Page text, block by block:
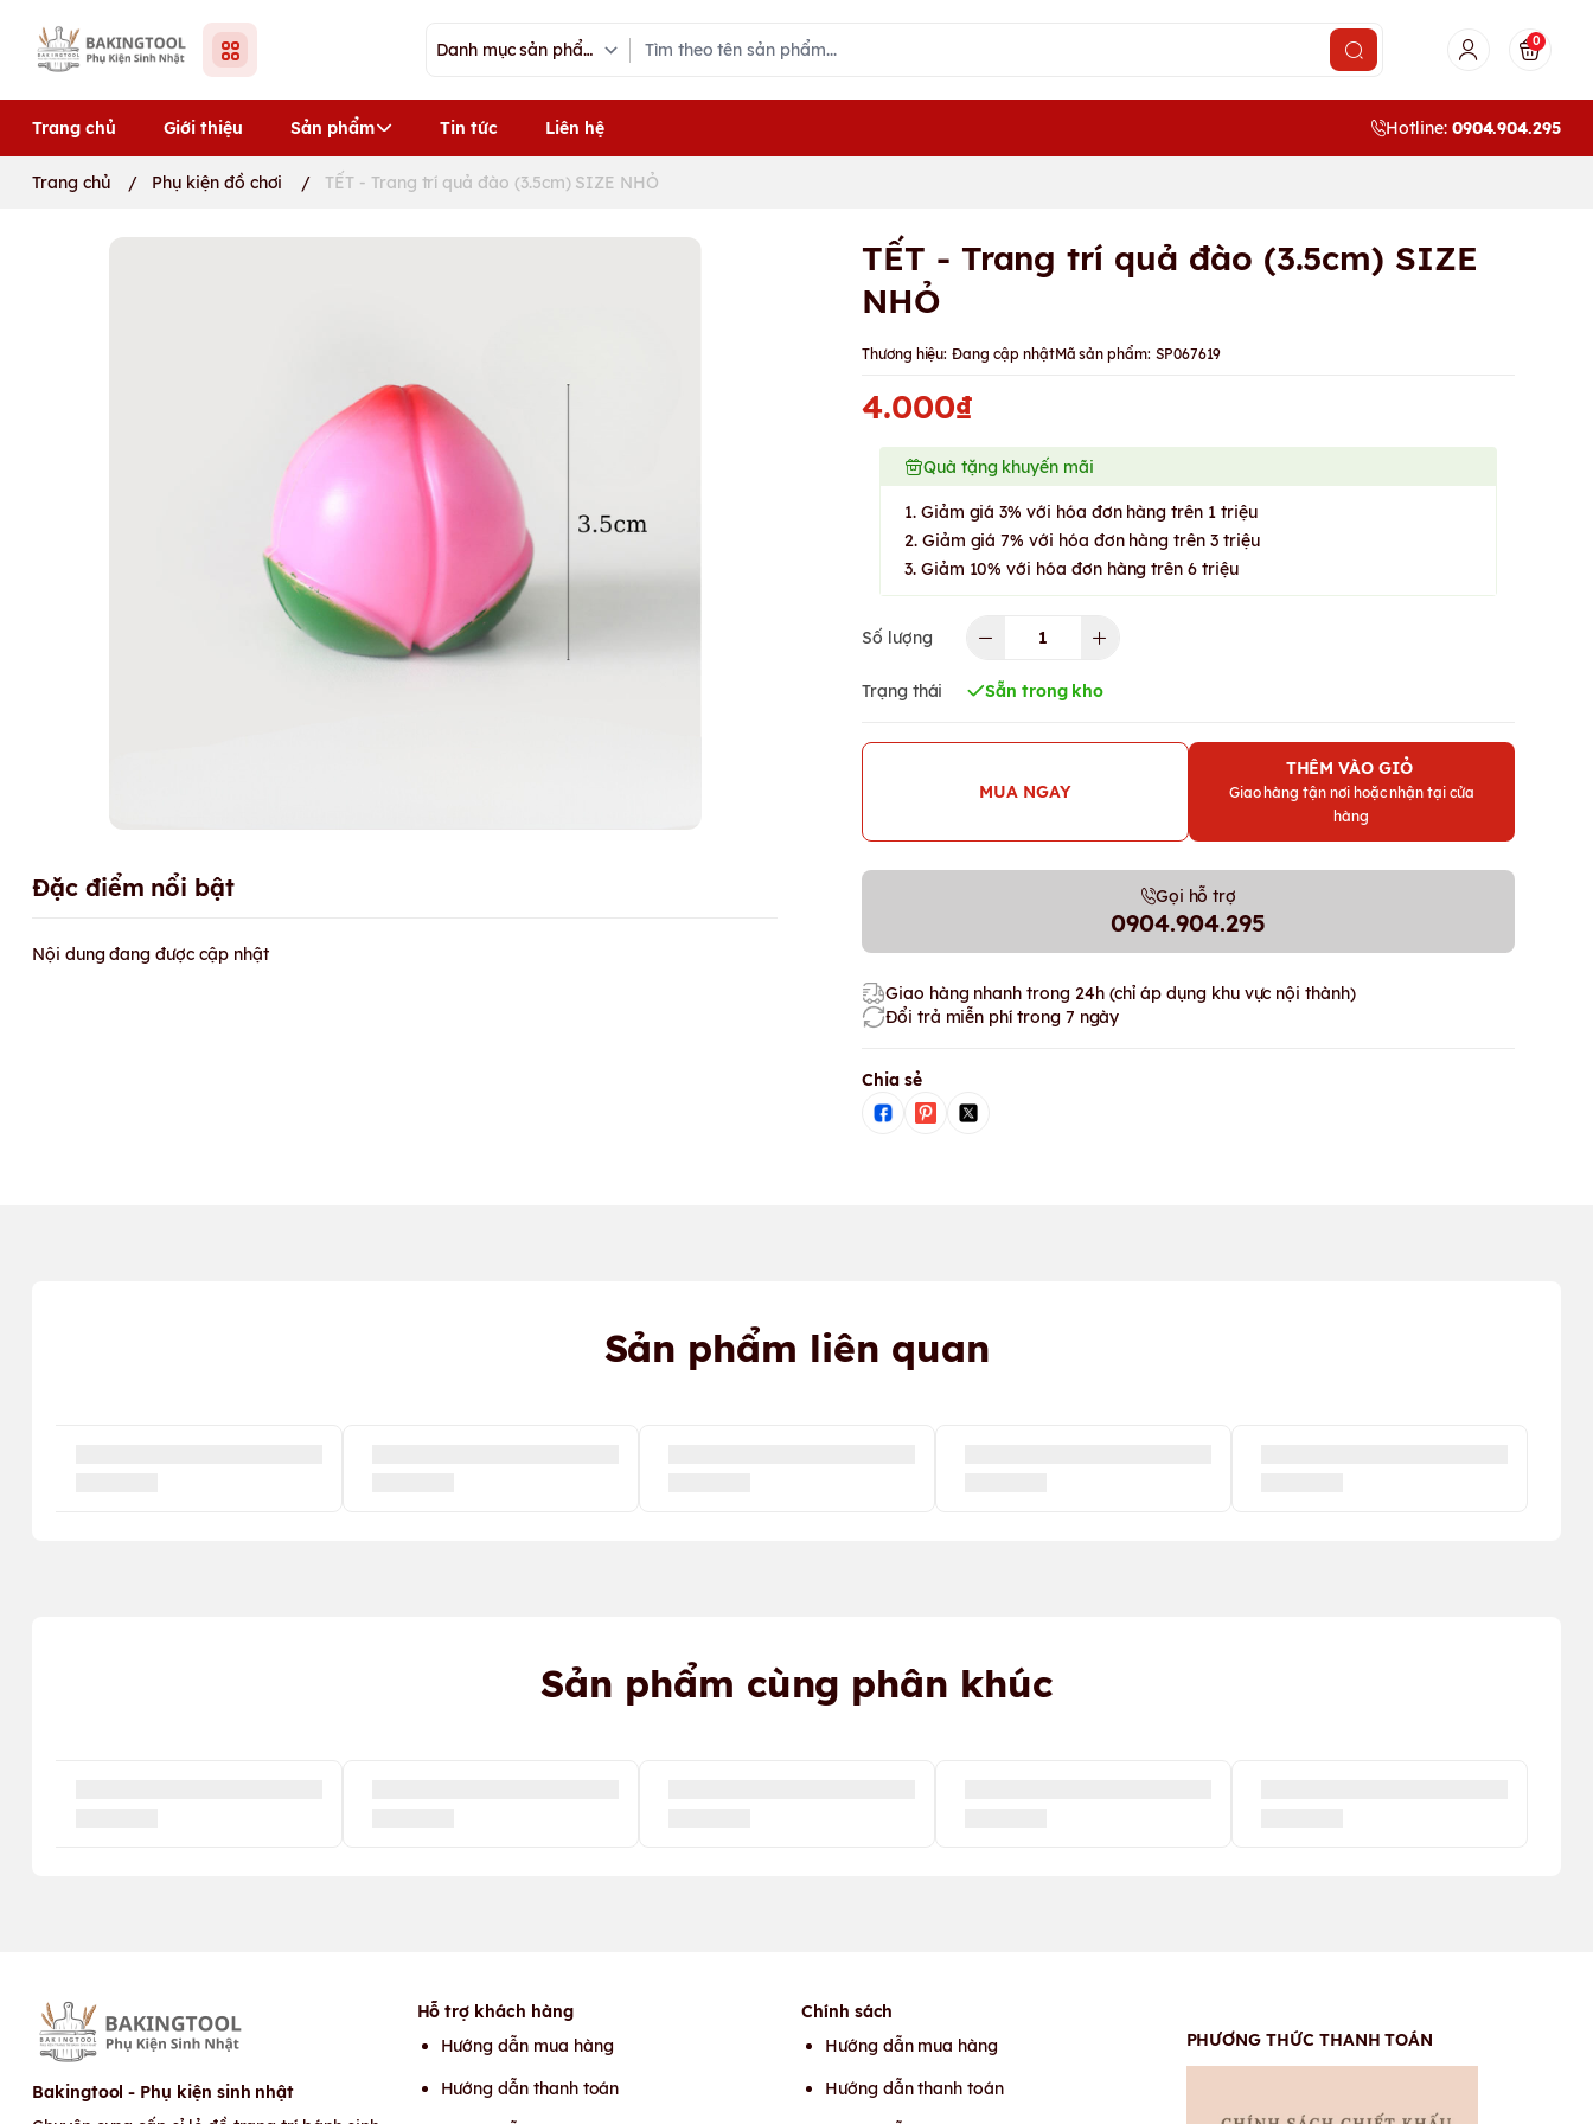
0
Trang chủ Giới thiệu Sản phẩm Tin tức Liên hệ Hotline: 0904.904.295
Trang chủ / Phụ kiện đồ chơi / TẾT - Trang trí quả đào (3.5cm) SIZE NHỎ
TẾT - Trang trí quả đào (3.5cm) SIZE
NHỎ
Thương hiệu: Đang cập nhậtMã sản phẩm: SP067619
4.000₫
Quà tặng khuyến mãi
1. Giảm giá 3% với hóa đơn hàng trên 1 triệu
2. Giảm giá 7% với hóa đơn hàng trên 3 triệu
3. Giảm 10% với hóa đơn hàng trên 6 triệu
Số lượng
Trạng thái Sẵn trong kho
MUA NGAY
THÊM VÀO GIỎ
Giao hàng tận nơi hoặc nhận tại cửa
hàng
Gọi hỗ trợ
0904.904.295
Giao hàng nhanh trong 24h (chỉ áp dụng khu vực nội thành)
Đổi trả miễn phí trong 7 ngày
Chia sẻ
Đặc điểm nổi bật
Nội dung đang được cập nhật
Sản phẩm liên quan
Sản phẩm cùng phân khúc
Bakingtool - Phụ kiện sinh nhật
Hỗ trợ khách hàng
Hướng dẫn mua hàng
Hướng dẫn thanh toán
Chính sách
Hướng dẫn mua hàng
Hướng dẫn thanh toán
PHƯƠNG THỨC THANH TOÁN